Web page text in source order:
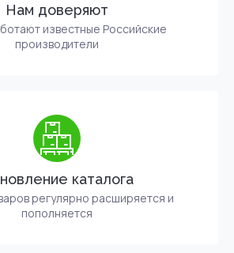
Нам доверяют
известные Российские
производители
каталога
регулярно расширяется и
пополняется